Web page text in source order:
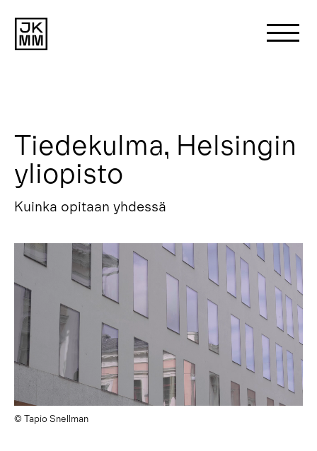
Meistä
Projektit
Ota yhteyttä
Tiedekulma, Helsingin
yliopisto
Kuinka opitaan yhdessä
© Tapio Snellman